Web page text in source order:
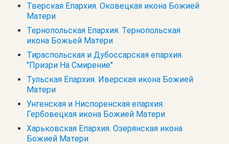
Тверская Епархия. Оковецкая икона Божией
Матери
Тернопольская Епархия. Тернопольская
икона Божьей Матери
Тираспольская и Дубоссарская епархия.
"Призри На Смирение"
Тульская Епархия. Иверская икона Божией
Матери
Унгенская и Ниспоренская епархия.
Гербовецкая икона Божией Матери
Харьковская Епархия. Озерянская икона
Божией Матери